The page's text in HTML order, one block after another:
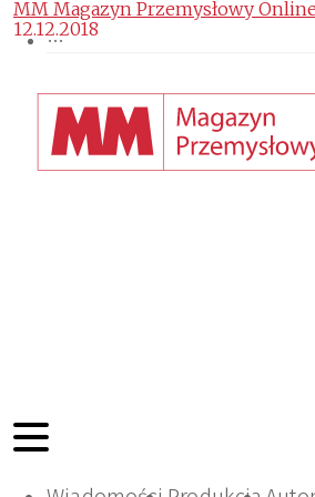
MM Magazyn Przemysłowy Online
12.12.2018